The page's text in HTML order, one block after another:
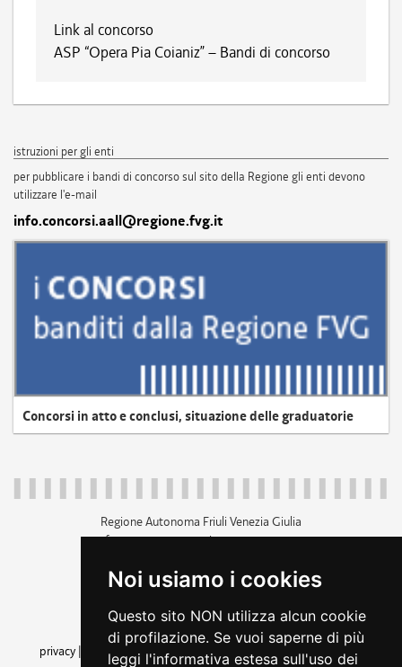
Noi usiamo i cookies
Questo sito NON utilizza alcun cookie
di profilazione. Se vuoi saperne di più
leggi l'informativa estesa sull'uso dei
Link al concorso
ASP “Opera Pia Coianiz” – Bandi di concorso
istruzioni per gli enti
per pubblicare i bandi di concorso sul sito della Regione gli enti devono
utilizzare l'e-mail
info.concorsi.aall@regione.fvg.it
Concorsi in atto e conclusi, situazione delle graduatorie
Regione Autonoma Friuli Venezia Giulia
c.f. 80014930327; p.iva 00526040324
+39 040 3771111
amministrazione trasparente
privacy
cookie |note legali accessibilità
dichiarazione di